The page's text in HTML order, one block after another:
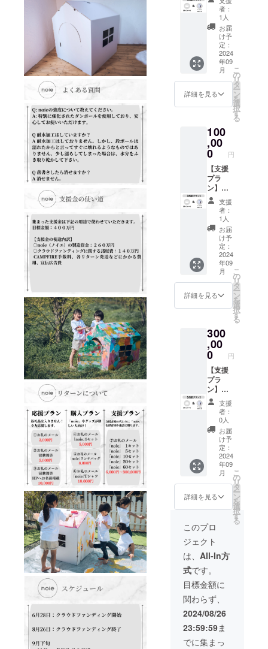
しま
す。 掲
載期
間：
noie公
式ホー
ムペー
ジを開
設して
から１
に、掲
載を希
望する
お名前
（会社
名な
ど）を
記載し
てくだ
さい。
＜注意
＞ HP制
作につ
きまし
て、ク
ラウド
ファン
ディン
いま
す。 HP
完成時
期につ
きまし
ては、
令和６
年１１
月〜１
２月を
予定。
e」５
セット
を支援
者様の
お名前
を記載
して、
保育園
や施設
にお届
備考欄
に、お
届けす
る際に
記載す
るお名
前（会
社名な
ど）を
記載し
てくだ
さい。
＜注意
＞ ・
「noie
」の製
造はク
ラウド
後にな
りま
す。 ・
「noie
」をお
届けす
る保育
園や施
設はこ
ちらで
決めて
お届け
いたし
ます。
メール
「noie
」１０
セット
◯感謝
の気持
ちを
メール
にてお
送りい
たしま
設定金
額以上
の上乗
せ支援
も可能
です。
◯「noi
e」１０
セット
を支援
者様の
お名前
を記載
して、
保育園
や施設
にお届
けして
きま
す。 ※
に、お
届けす
る際に
記載す
るお名
前（会
社名な
ど）を
記載し
てくだ
さい。
＜注意
＞ ・
「noie
」の製
造はク
ラウド
ファン
ディン
グ終了
後にな
りま
す。 ・
「noie
」をお
届けす
る保育
園や施
設はこ
ちらで
決めて
お届け
いたし
者：
1人
お届
け予
定：
2024
年09
月
詳細を見る
こ
の
リ
タ
ー
ン
を
選
択
す
る
100
,00
0 円
【支援
プラ
ン】お
礼の
メール
「noie
」２０
セット
◯感謝
の気持
ちを
メール
にてお
送りい
たしま
設定金
額以上
の上乗
せ支援
も可能
です。
◯「noi
e」２０
セット
を支援
者様の
お名前
を記載
して、
保育園
や施設
にお届
けして
きま
す。 ※
備考欄
に、お
届けす
る際に
記載す
るお名
前（会
社名な
ど）を
記載し
てくだ
さい。
＜注意
支援
者：
1人
お届
け予
定：
2024
年09
月
詳細を見る
こ
の
リ
タ
ー
ン
を
選
択
す
る
300
,00
0 円
【支援
プラ
ン】お
礼の
メール
「noie
」６０
セット
◯感謝
の気持
ちを
メール
にてお
送りい
たしま
す。 ※
設定金
額以上
の上乗
せ支援
も可能
です。
◯「noi
e」６０
セット
を支援
者様の
お名前
支援
者：
0人
お届
け予
定：
2024
年09
月
詳細を見る
こ
の
リ
タ
ー
ン
を
選
択
す
る
このプロ
ジェクト
は、 All-In方
式です。
目標金額に
関わらず、
2024/08/26
23:59:59ま
でに集まっ